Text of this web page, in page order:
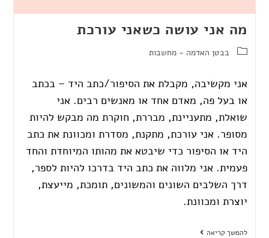
מה אני עושה כשאני עורכת
בבטן האדמה - מחשבות
אני מקשיבה, מקבלת את הסיפור/כתב היד – בכתב
או בעל פה, מאדם אחד או מאנשים רבים. אני
שואלת, מתעניינת, מבררת, חוקרת מה מבקש להיות
מסופר. אני עורכת, מתקנת, מסדרת ומכוונת את כתב
היד או הסיפור כדי שיבטא את מהותו המיוחדת והחד
פעמית. אני מלווה את כתב היד בדרכו להיות לספר,
דרך השלבים השונים והמשונים, תומכת, מייעצת,
יוצרת ומכוונת.
להמשך קריאה